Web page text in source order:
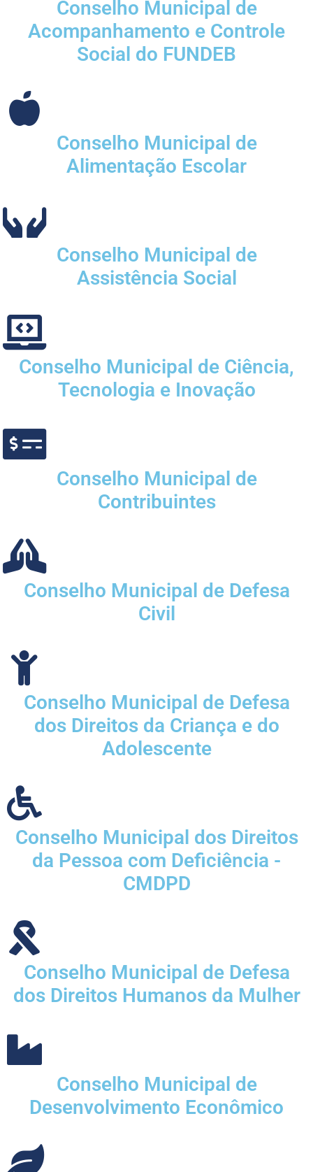
Conselho Municipal de
Acompanhamento e Controle
Social do FUNDEB
Conselho Municipal de
Alimentação Escolar
Conselho Municipal de
Assistência Social
Conselho Municipal de Ciência,
Tecnologia e Inovação
Conselho Municipal de
Contribuintes
Conselho Municipal de Defesa
Civil
Conselho Municipal de Defesa
dos Direitos da Criança e do
Adolescente
Conselho Municipal dos Direitos
da Pessoa com Deficiência -
CMDPD
Conselho Municipal de Defesa
dos Direitos Humanos da Mulher
Conselho Municipal de
Desenvolvimento Econômico